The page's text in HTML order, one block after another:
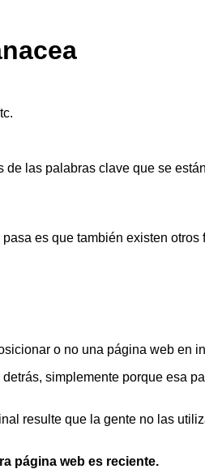
las palabras clave que se
es que también existen otros
o no una página web en
simplemente porque esa
resulte que la gente no las
página web es reciente.